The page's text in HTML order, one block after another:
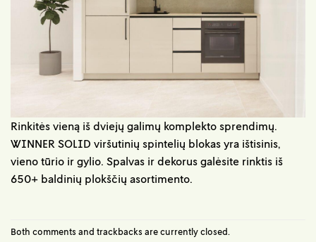
Rinkitės vieną iš dviejų galimų komplekto sprendimų.
WINNER SOLID viršutinių spintelių blokas yra ištisinis,
vieno tūrio ir gylio. Spalvas ir dekorus galėsite rinktis iš
650+ baldinių plokščių asortimento.
Both comments and trackbacks are currently closed.